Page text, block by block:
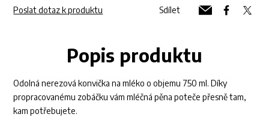
Poslat dotaz k produktu Sdílet
Popis produktu
Odolná nerezová konvička na mléko o objemu 750 ml. Díky
propracovanému zobáčku vám mléčná pěna poteče přesně tam,
kam potřebujete.